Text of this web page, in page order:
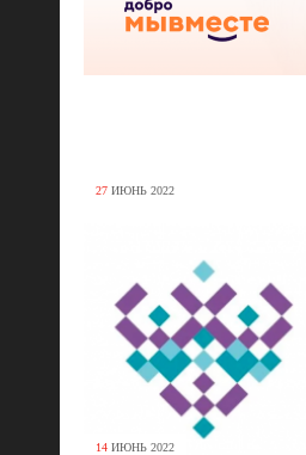
27 ИЮНЬ 2022
14 ИЮНЬ 2022